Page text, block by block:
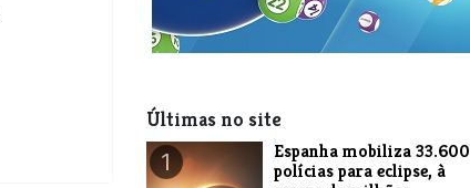
Últimas no site
1
Espanha mobiliza 33.600
polícias para eclipse, à